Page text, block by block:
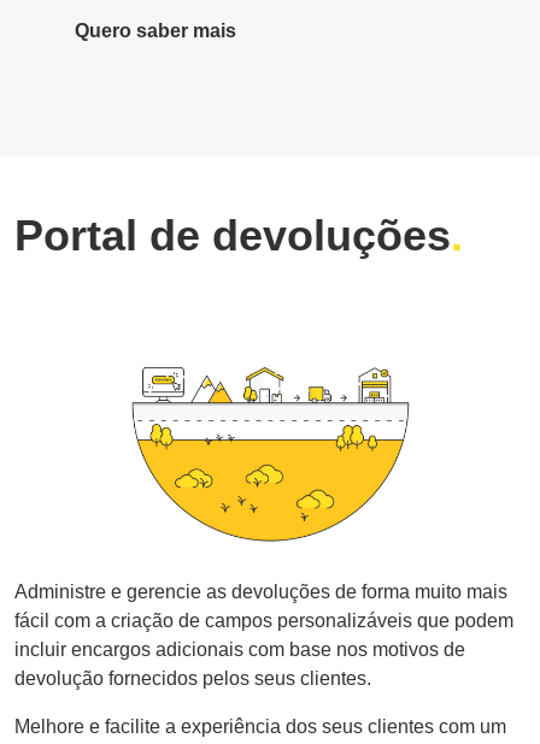
Quero saber mais
Portal de devoluções
Administre e gerencie as devoluções de forma muito mais
fácil com a criação de campos personalizáveis que podem
incluir encargos adicionais com base nos motivos de
devolução fornecidos pelos seus clientes.
Melhore e facilite a experiência dos seus clientes com um